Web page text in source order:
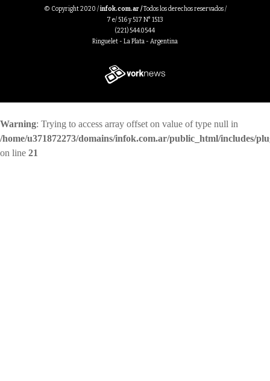
© Copyright 2020 /infok.com.ar /Todos los derechos reservados /
7 e/ 516 y 517 N° 1513
(221) 544.0544
Ringuelet - La Plata - Argentina
Warning: Trying to access array offset on value of type null in
/home/u371872273/domains/infok.com.ar/public_html/includes/
on line 21